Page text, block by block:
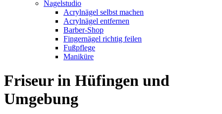
Nagelstudio
Acrylnägel selbst machen
Acrylnägel entfernen
Barber-Shop
Fingernägel richtig feilen
Fußpflege
Maniküre
Friseur in Hüfingen und
Umgebung